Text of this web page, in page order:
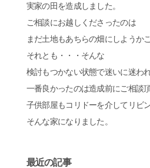
実家の田を造成しました。
ご相談にお越しくださったのは
まだ土地もあちらの畑にしようか
それとも・・・そんな
検討もつかない状態で迷いに迷わ
一番良かったのは造成前にご相談
子供部屋もコリドーを介してリビ
そんな家になりました。
最近の記事